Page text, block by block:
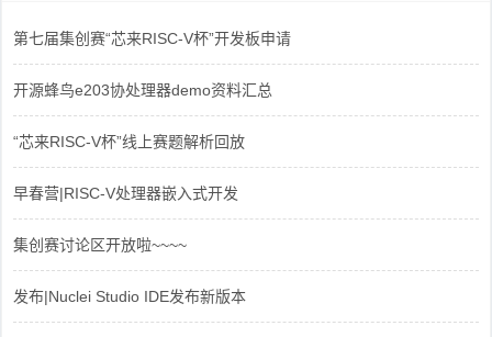
第七届集创赛“芯来RISC-V杯”开发板申请
开源蜂鸟e203协处理器demo资料汇总
“芯来RISC-V杯”线上赛题解析回放
早春营|RISC-V处理器嵌入式开发
集创赛讨论区开放啦~~~~
发布|Nuclei Studio IDE发布新版本